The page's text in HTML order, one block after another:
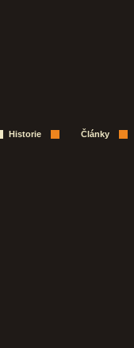
Historie
Články